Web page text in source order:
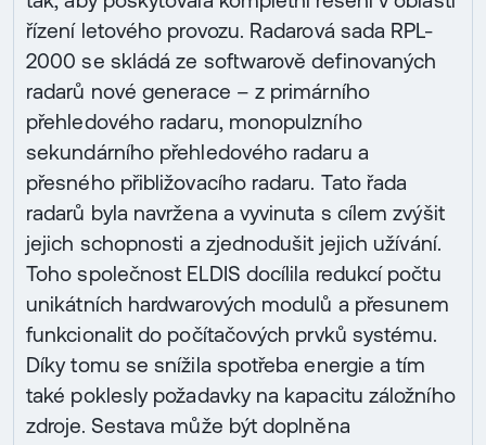
řízení letového provozu. Radarová sada RPL-
2000 se skládá ze softwarově definovaných
radarů nové generace – z primárního
přehledového radaru, monopulzního
sekundárního přehledového radaru a
přesného přibližovacího radaru. Tato řada
radarů byla navržena a vyvinuta s cílem zvýšit
jejich schopnosti a zjednodušit jejich užívání.
Toho společnost ELDIS docílila redukcí počtu
unikátních hardwarových modulů a přesunem
funkcionalit do počítačových prvků systému.
Díky tomu se snížila spotřeba energie a tím
také poklesly požadavky na kapacitu záložního
zdroje. Sestava může být doplněna